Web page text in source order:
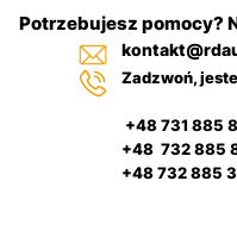
Potrzebujesz pomocy?
Zadzwoń,
+48 731 885
+48 732 885
+48 732 885